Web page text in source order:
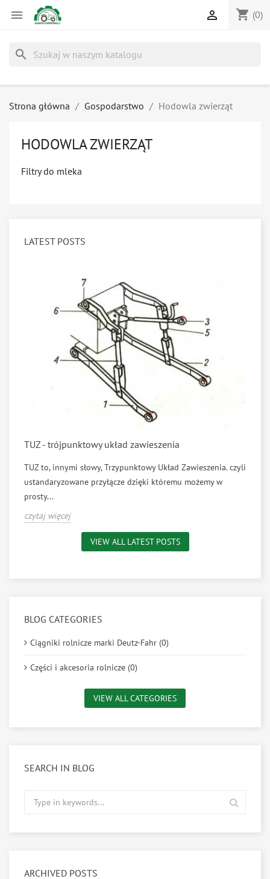
 shopping_cart (0)

search
Strona główna Gospodarstwo Hodowla zwierząt
HODOWLA ZWIERZĄT
Filtry do mleka
LATEST POSTS
TUZ - trójpunktowy układ zawieszenia
TUZ to, innymi słowy, Trzypunktowy Układ Zawieszenia. czyli
ustandaryzowane przyłącze dzięki któremu możemy w
prosty...
czytaj więcej
VIEW ALL LATEST POSTS
BLOG CATEGORIES
Ciągniki rolnicze marki Deutz-Fahr (0)
Części i akcesoria rolnicze (0)
VIEW ALL CATEGORIES
SEARCH IN BLOG
ARCHIVED POSTS